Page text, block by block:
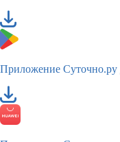
Приложение Суточно.ру